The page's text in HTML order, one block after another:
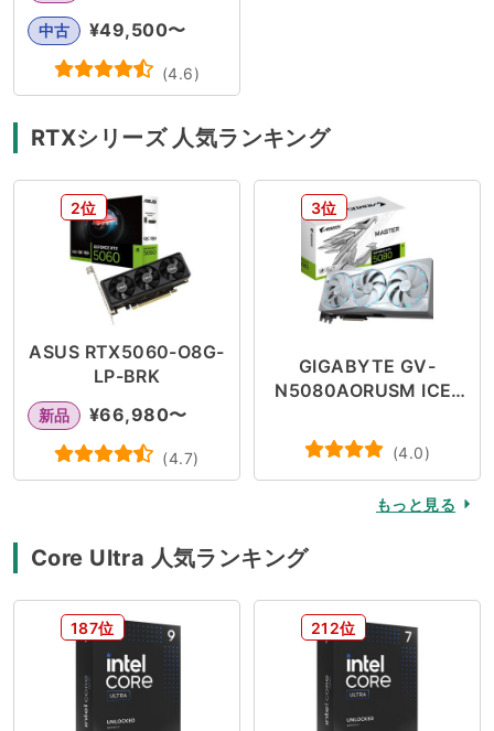
中古 ¥49,500〜
(4.6)
RTXシリーズ 人気ランキング
2位
ASUS RTX5060-O8G-
LP-BRK
新品 ¥66,980〜
(4.7)
3位
GIGABYTE GV-
N5080AORUSM ICE-
(4.0)
もっと見る
Core Ultra 人気ランキング
187位 212位